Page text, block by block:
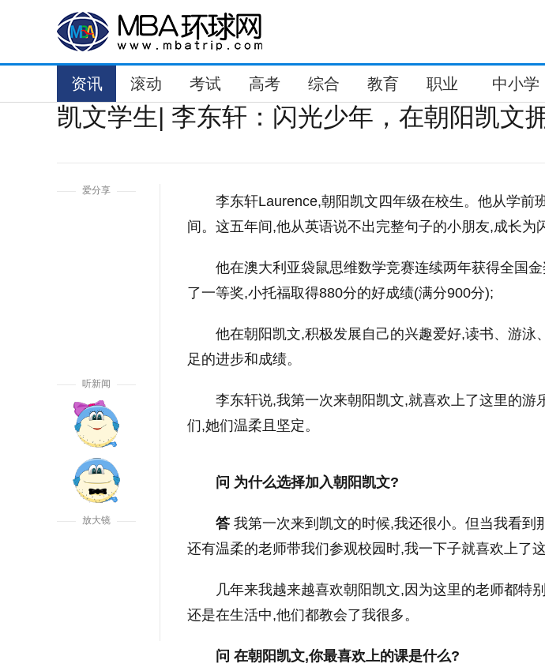
资讯 滚动 考试 高考 综合 教育 职业 中小学
凯文学生| 李东轩：闪光少年，在朝阳凯文
爱分享
听新闻
放大镜
李东轩Laurence,朝阳凯文四年级在校生。他从学前
间。这五年间,他从英语说不出完整句子的小朋友,成长为
他在澳大利亚袋鼠思维数学竞赛连续两年获得全国
了一等奖,小托福取得880分的好成绩(满分900分);
他在朝阳凯文,积极发展自己的兴趣爱好,读书、游泳
足的进步和成绩。
李东轩说,我第一次来朝阳凯文,就喜欢上了这里的游
们,她们温柔且坚定。
问 为什么选择加入朝阳凯文?
答 我第一次来到凯文的时候,我还很小。但当我看到
还有温柔的老师带我们参观校园时,我一下子就喜欢上了这
几年来我越来越喜欢朝阳凯文,因为这里的老师都特
还是在生活中,他们都教会了我很多。
问 在朝阳凯文,你最喜欢上的课是什么?